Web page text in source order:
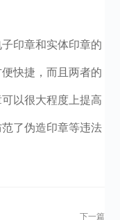
印章和实体印章的
快捷，而且两者的
以很大程度上提高
了伪造印章等违法
下一篇